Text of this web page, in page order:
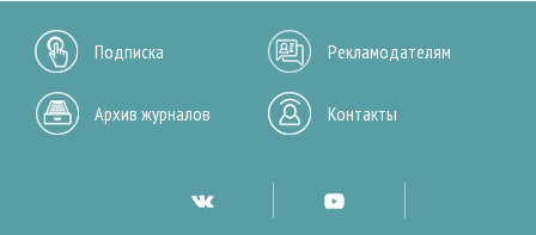
Подписка Рекламодателям
Архив журналов Контакты